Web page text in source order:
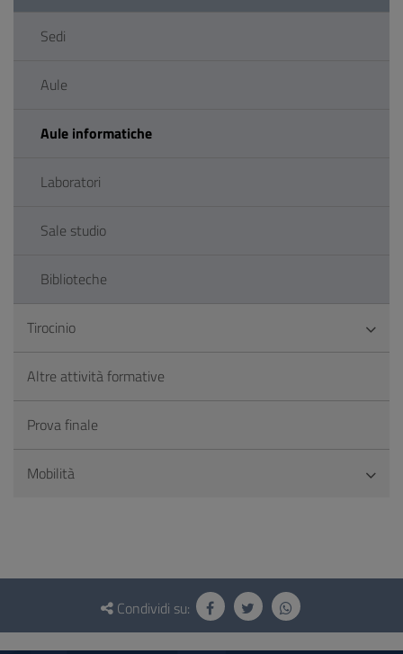
Sedi
Aule
Aule informatiche
Laboratori
Sale studio
Biblioteche
Tirocinio
Altre attività formative
Prova finale
Mobilità
Questionario
social
Condividi su: